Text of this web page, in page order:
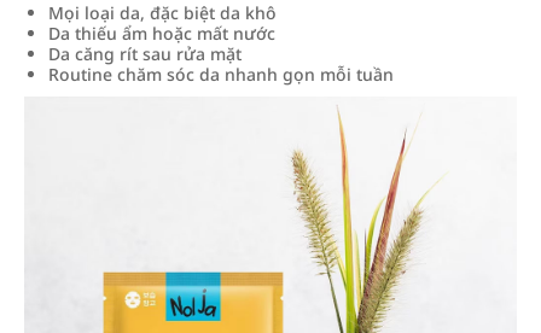
Mọi loại da, đặc biệt da khô
Da thiếu ẩm hoặc mất nước
Da căng rít sau rửa mặt
Routine chăm sóc da nhanh gọn mỗi tuần